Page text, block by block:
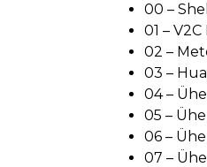
00 –
01 –
02 –
03 –
04 –
05 –
06 –
07 –